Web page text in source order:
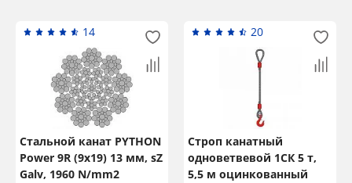
14
Стальной канат PYTHON
Power 9R (9x19) 13 мм, sZ
Galv, 1960 N/mm2
20
Строп канатный
одноветвевой 1СК 5 т,
5,5 м оцинкованный